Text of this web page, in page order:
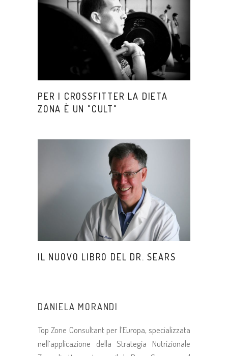
PER I CROSSFITTER LA DIETA
ZONA È UN "CULT"
IL NUOVO LIBRO DEL DR. SEARS
DANIELA MORANDI
Top Zone Consultant per l’Europa, specializzata
nell’applicazione della Strategia Nutrizionale